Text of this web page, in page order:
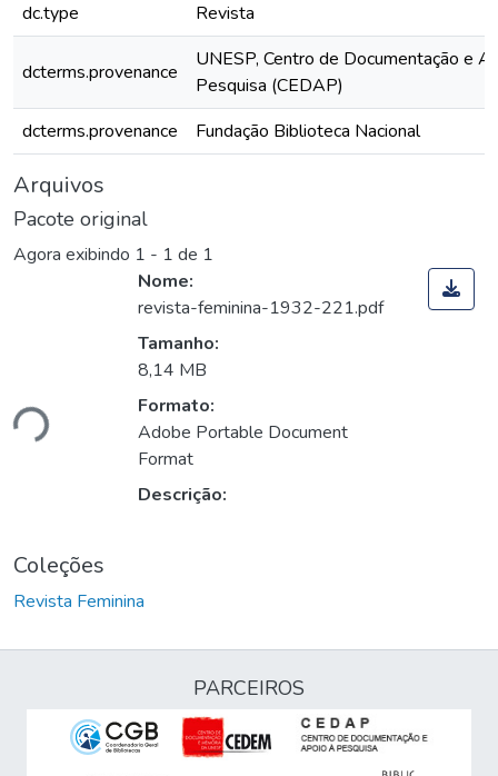
dc.type
Revista
dcterms.provenance
UNESP, Centro de Documentação e
Pesquisa (CEDAP)
dcterms.provenance
Fundação Biblioteca Nacional
Arquivos
Pacote original
Agora exibindo 1 - 1 de 1
Nome:
revista-feminina-1932-221.pdf
Tamanho:
8,14 MB
Formato:
Adobe Portable Document
Format
Descrição:
Coleções
Revista Feminina
PARCEIROS